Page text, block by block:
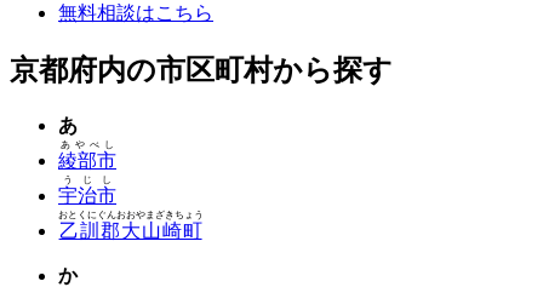
無料相談はこちら
京都府内の市区町村から探す
あ
綾部市
あやべし
宇治市
うじし
乙訓郡大山崎町
おとくにぐんおおやまざきちょう
か